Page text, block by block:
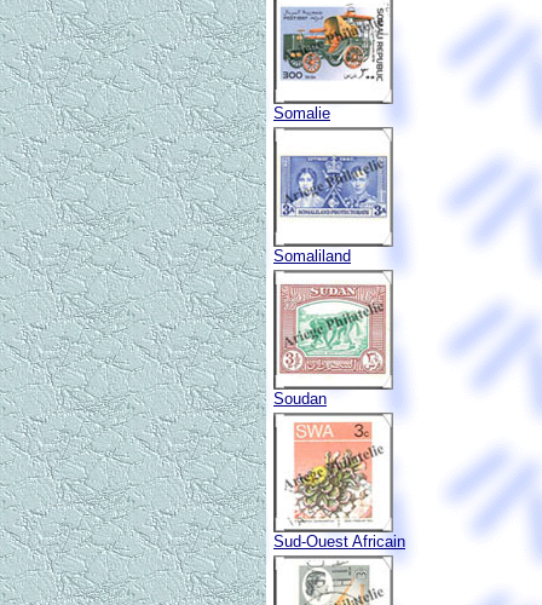
Somalie
Somaliland
Soudan
Sud-Ouest Africain